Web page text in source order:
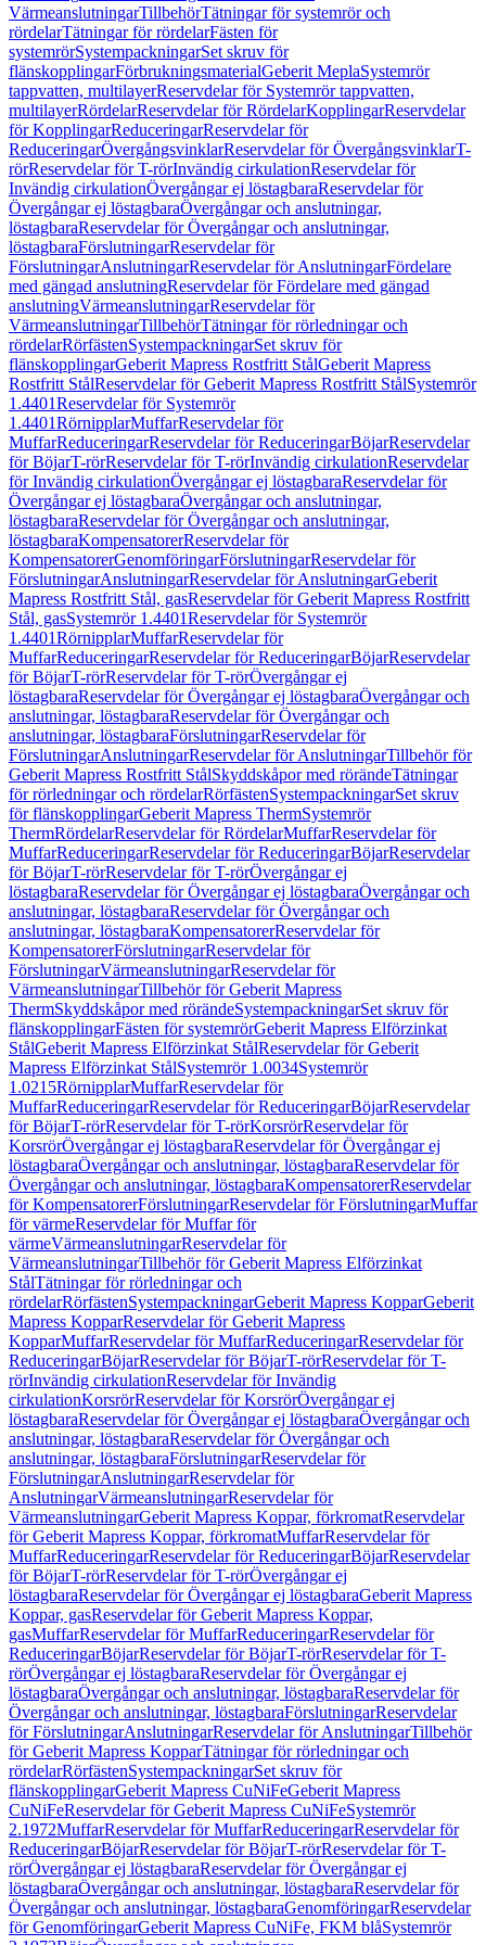
VärmeanslutningarTillbehörTätningar för systemrör och
rördelarTätningar för rördelarFästen för
systemrörSystempackningarSet skruv för
flänskopplingarFörbrukningsmaterialGeberit MeplaSystemrör
tappvatten, multilayerReservdelar för Systemrör tappvatten,
multilayerRördelarReservdelar för RördelarKopplingarReservdelar
för KopplingarReduceringarReservdelar för
ReduceringarÖvergångsvinklarReservdelar för ÖvergångsvinklarT-
rörReservdelar för T-rörInvändig cirkulationReservdelar för
Invändig cirkulationÖvergångar ej löstagbaraReservdelar för
Övergångar ej löstagbaraÖvergångar och anslutningar,
löstagbaraReservdelar för Övergångar och anslutningar,
löstagbaraFörslutningarReservdelar för
FörslutningarAnslutningarReservdelar för AnslutningarFördelare
med gängad anslutningReservdelar för Fördelare med gängad
anslutningVärmeanslutningarReservdelar för
VärmeanslutningarTillbehörTätningar för rörledningar och
rördelarRörfästenSystempackningarSet skruv för
flänskopplingarGeberit Mapress Rostfritt StålGeberit Mapress
Rostfritt StålReservdelar för Geberit Mapress Rostfritt StålSystemrör
1.4401Reservdelar för Systemrör
1.4401RörnipplarMuffarReservdelar för
MuffarReduceringarReservdelar för ReduceringarBöjarReservdelar
för BöjarT-rörReservdelar för T-rörInvändig cirkulationReservdelar
för Invändig cirkulationÖvergångar ej löstagbaraReservdelar för
Övergångar ej löstagbaraÖvergångar och anslutningar,
löstagbaraReservdelar för Övergångar och anslutningar,
löstagbaraKompensatorerReservdelar för
KompensatorerGenomföringarFörslutningarReservdelar för
FörslutningarAnslutningarReservdelar för AnslutningarGeberit
Mapress Rostfritt Stål, gasReservdelar för Geberit Mapress Rostfritt
Stål, gasSystemrör 1.4401Reservdelar för Systemrör
1.4401RörnipplarMuffarReservdelar för
MuffarReduceringarReservdelar för ReduceringarBöjarReservdelar
för BöjarT-rörReservdelar för T-rörÖvergångar ej
löstagbaraReservdelar för Övergångar ej löstagbaraÖvergångar och
anslutningar, löstagbaraReservdelar för Övergångar och
anslutningar, löstagbaraFörslutningarReservdelar för
FörslutningarAnslutningarReservdelar för AnslutningarTillbehör för
Geberit Mapress Rostfritt StålSkyddskåpor med rörändeTätningar
för rörledningar och rördelarRörfästenSystempackningarSet skruv
för flänskopplingarGeberit Mapress ThermSystemrör
ThermRördelarReservdelar för RördelarMuffarReservdelar för
MuffarReduceringarReservdelar för ReduceringarBöjarReservdelar
för BöjarT-rörReservdelar för T-rörÖvergångar ej
löstagbaraReservdelar för Övergångar ej löstagbaraÖvergångar och
anslutningar, löstagbaraReservdelar för Övergångar och
anslutningar, löstagbaraKompensatorerReservdelar för
KompensatorerFörslutningarReservdelar för
FörslutningarVärmeanslutningarReservdelar för
VärmeanslutningarTillbehör för Geberit Mapress
ThermSkyddskåpor med rörändeSystempackningarSet skruv för
flänskopplingarFästen för systemrörGeberit Mapress Elförzinkat
StålGeberit Mapress Elförzinkat StålReservdelar för Geberit
Mapress Elförzinkat StålSystemrör 1.0034Systemrör
1.0215RörnipplarMuffarReservdelar för
MuffarReduceringarReservdelar för ReduceringarBöjarReservdelar
för BöjarT-rörReservdelar för T-rörKorsrörReservdelar för
KorsrörÖvergångar ej löstagbaraReservdelar för Övergångar ej
löstagbaraÖvergångar och anslutningar, löstagbaraReservdelar för
Övergångar och anslutningar, löstagbaraKompensatorerReservdelar
för KompensatorerFörslutningarReservdelar för FörslutningarMuffar
för värmeReservdelar för Muffar för
värmeVärmeanslutningarReservdelar för
VärmeanslutningarTillbehör för Geberit Mapress Elförzinkat
StålTätningar för rörledningar och
rördelarRörfästenSystempackningarGeberit Mapress KopparGeberit
Mapress KopparReservdelar för Geberit Mapress
KopparMuffarReservdelar för MuffarReduceringarReservdelar för
ReduceringarBöjarReservdelar för BöjarT-rörReservdelar för T-
rörInvändig cirkulationReservdelar för Invändig
cirkulationKorsrörReservdelar för KorsrörÖvergångar ej
löstagbaraReservdelar för Övergångar ej löstagbaraÖvergångar och
anslutningar, löstagbaraReservdelar för Övergångar och
anslutningar, löstagbaraFörslutningarReservdelar för
FörslutningarAnslutningarReservdelar för
AnslutningarVärmeanslutningarReservdelar för
VärmeanslutningarGeberit Mapress Koppar, förkromatReservdelar
för Geberit Mapress Koppar, förkromatMuffarReservdelar för
MuffarReduceringarReservdelar för ReduceringarBöjarReservdelar
för BöjarT-rörReservdelar för T-rörÖvergångar ej
löstagbaraReservdelar för Övergångar ej löstagbaraGeberit Mapress
Koppar, gasReservdelar för Geberit Mapress Koppar,
gasMuffarReservdelar för MuffarReduceringarReservdelar för
ReduceringarBöjarReservdelar för BöjarT-rörReservdelar för T-
rörÖvergångar ej löstagbaraReservdelar för Övergångar ej
löstagbaraÖvergångar och anslutningar, löstagbaraReservdelar för
Övergångar och anslutningar, löstagbaraFörslutningarReservdelar
för FörslutningarAnslutningarReservdelar för AnslutningarTillbehör
för Geberit Mapress KopparTätningar för rörledningar och
rördelarRörfästenSystempackningarSet skruv för
flänskopplingarGeberit Mapress CuNiFeGeberit Mapress
CuNiFeReservdelar för Geberit Mapress CuNiFeSystemrör
2.1972MuffarReservdelar för MuffarReduceringarReservdelar för
ReduceringarBöjarReservdelar för BöjarT-rörReservdelar för T-
rörÖvergångar ej löstagbaraReservdelar för Övergångar ej
löstagbaraÖvergångar och anslutningar, löstagbaraReservdelar för
Övergångar och anslutningar, löstagbaraGenomföringarReservdelar
för GenomföringarGeberit Mapress CuNiFe, FKM blåSystemrör